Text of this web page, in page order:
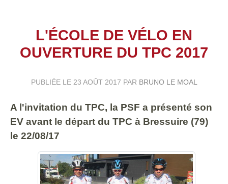
L'ÉCOLE DE VÉLO EN
OUVERTURE DU TPC 2017
PUBLIÉE LE 23 AOÛT 2017 PAR BRUNO LE MOAL
A l'invitation du TPC, la PSF a présenté son
EV avant le départ du TPC à Bressuire (79)
le 22/08/17